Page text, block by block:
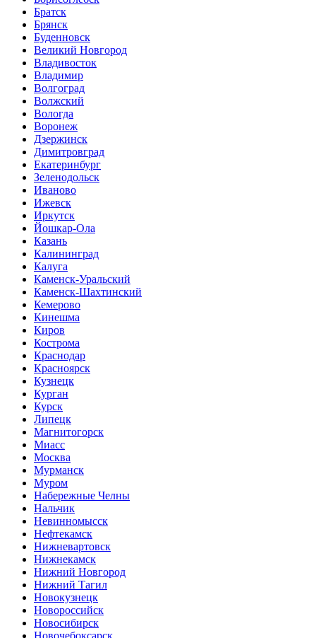
Братск
Брянск
Буденновск
Великий Новгород
Владивосток
Владимир
Волгоград
Волжский
Вологда
Воронеж
Дзержинск
Димитровград
Екатеринбург
Зеленодольск
Иваново
Ижевск
Иркутск
Йошкар-Ола
Казань
Калининград
Калуга
Каменск-Уральский
Каменск-Шахтинский
Кемерово
Кинешма
Киров
Кострома
Краснодар
Красноярск
Кузнецк
Курган
Курск
Липецк
Магнитогорск
Миасс
Москва
Мурманск
Муром
Набережные Челны
Нальчик
Невинномысск
Нефтекамск
Нижневартовск
Нижнекамск
Нижний Новгород
Нижний Тагил
Новокузнецк
Новороссийск
Новосибирск
Новочебоксарск